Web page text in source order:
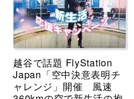
越谷で話題 FlyStation
Japan「空中決意表明チ
ャレンジ」開催 風速